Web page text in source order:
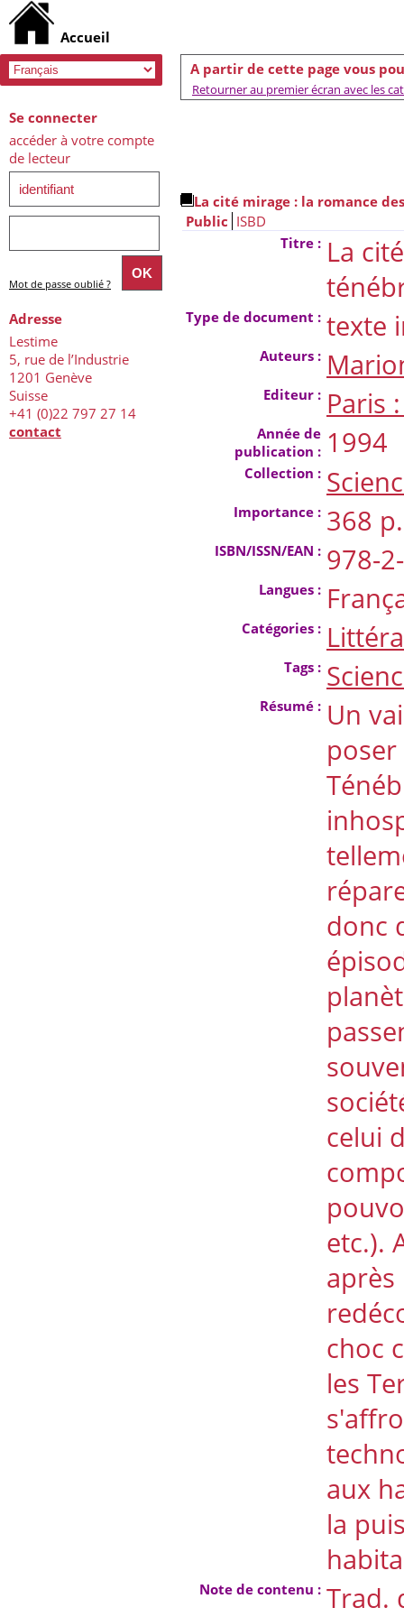
A partir de cette page vous
Retourner au premier écran avec les
La cité mirage : la romance
Public ISBD
Titre : La
Type de document : texte
Auteurs :
Editeur : Paris
Année de
publication : 1994
Collection :
Importance : 368 p.
ISBN/ISSN/EAN : 978-
Langues :
Catégories :
Tags :
Résumé : Un
donc
celui
etc.).
après
choc
les
aux
la
Note de contenu : Trad.
Se connecter
accéder à votre compte
de lecteur
Mot de passe oublié ?
Adresse
Lestime
5, rue de l’Industrie
1201 Genève
Suisse
+41 (0)22 797 27 14
contact